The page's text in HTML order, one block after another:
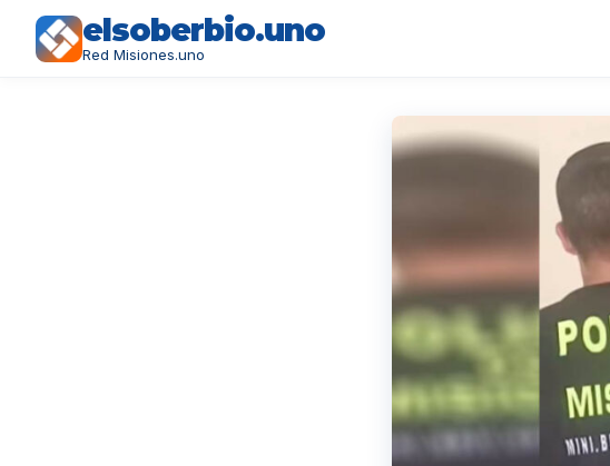
elsoberbio.uno
Red Misiones.uno